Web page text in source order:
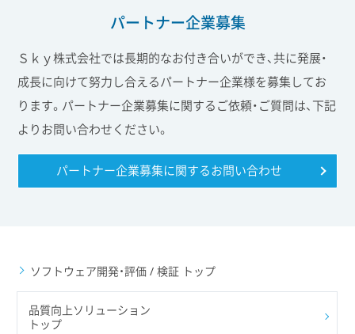
パートナー企業募集
Ｓｋｙ株式会社では長期的なお付き合いができ、共に発展・
成長に向けて努力し合えるパートナー企業様を募集してお
ります。パートナー企業募集に関するご依頼・ご質問は、下記
よりお問い合わせください。
パートナー企業募集に関するお問い合わせ
ソフトウェア開発・評価 / 検証 トップ
品質向上ソリューション
トップ